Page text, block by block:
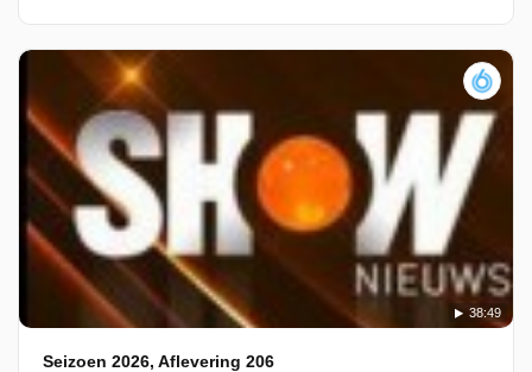
38:49
Seizoen 2026, Aflevering 206